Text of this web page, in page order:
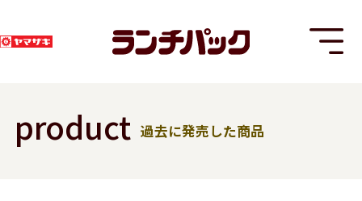
product 過去に発売した商品